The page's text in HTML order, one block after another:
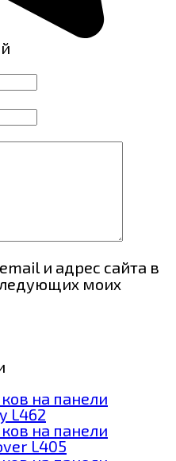
и адрес сайта в
моих
на панели
L462
на панели
L405